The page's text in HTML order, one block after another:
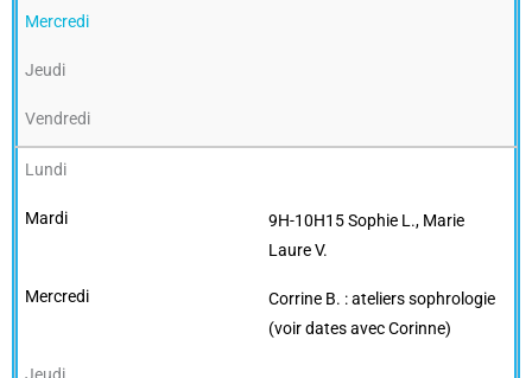
9H-10H15 Sophie L., Marie
Laure V.
Corrine B. : ateliers sophrologie
(voir dates avec Corinne)